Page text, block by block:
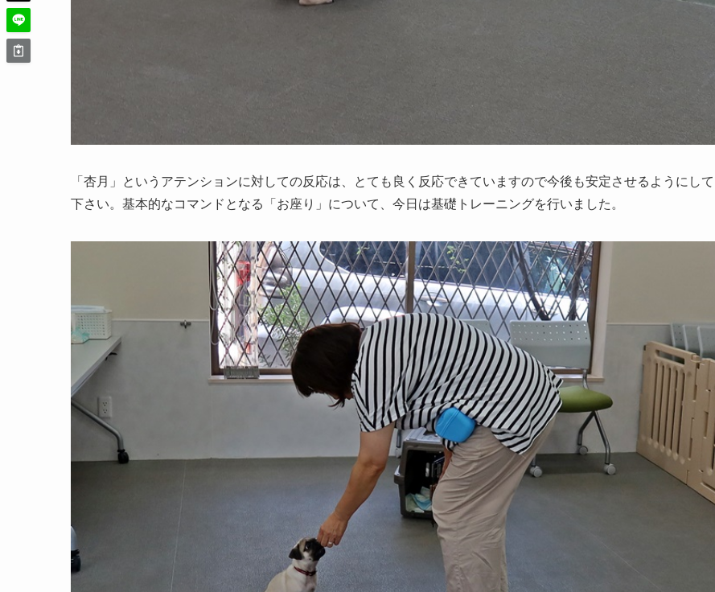
「杏月」というアテンションに対しての反応は、とても良く反応できていますので今後も安定させるようにして
下さい。基本的なコマンドとなる「お座り」について、今日は基礎トレーニングを行いました。